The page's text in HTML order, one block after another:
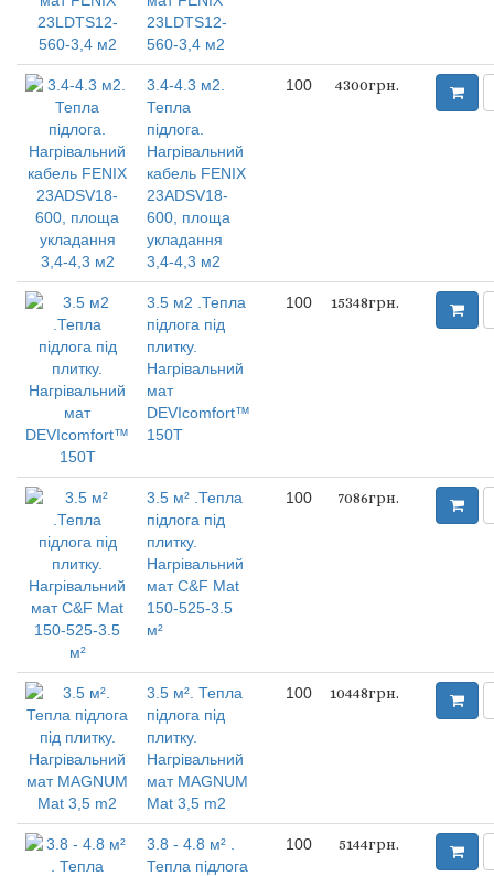
23LDTS12-
560-3,4 м2
3.4-4.3 м2.
Тепла
підлога.
Нагрівальний
кабель FENIX
23ADSV18-
600, площа
укладання
3,4-4,3 м2
100 4300грн.
3.5 м2 .Тепла
підлога під
плитку.
Нагрівальний
мат
DEVIcomfort™
150T
100 15348грн.
3.5 м² .Тепла
підлога під
плитку.
Нагрівальний
мат C&F Mat
150-525-3.5
м²
100 7086грн.
3.5 м². Тепла
підлога під
плитку.
Нагрівальний
мат MAGNUM
Mat 3,5 m2
100 10448грн.
3.8 - 4.8 м² .
Тепла підлога
100 5144грн.